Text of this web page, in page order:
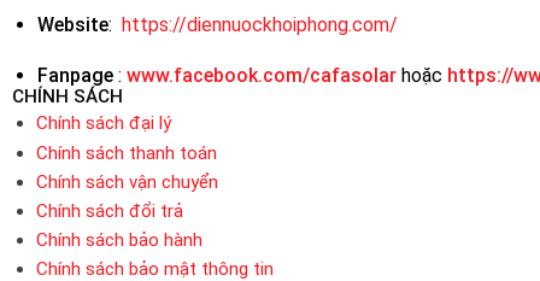
Website: https://diennuockhoiphong.com/
Fanpage : www.facebook.com/cafasolarhoặc https://
CHÍNH SÁCH
Chính sách đại lý
Chính sách thanh toán
Chính sách vận chuyển
Chính sách đổi trả
Chính sách bảo hành
Chính sách bảo mật thông tin